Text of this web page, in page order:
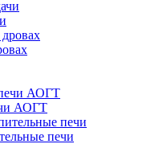
АОГТ
печи